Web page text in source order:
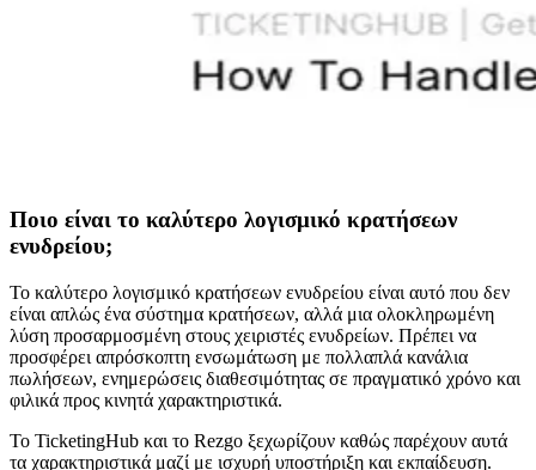
Ποιο είναι το καλύτερο λογισμικό κρατήσεων
ενυδρείου;
Το καλύτερο λογισμικό κρατήσεων ενυδρείου είναι αυτό που δεν
είναι απλώς ένα σύστημα κρατήσεων, αλλά μια ολοκληρωμένη
λύση προσαρμοσμένη στους χειριστές ενυδρείων. Πρέπει να
προσφέρει απρόσκοπτη ενσωμάτωση με πολλαπλά κανάλια
πωλήσεων, ενημερώσεις διαθεσιμότητας σε πραγματικό χρόνο και
φιλικά προς κινητά χαρακτηριστικά.
Το TicketingHub και το Rezgo ξεχωρίζουν καθώς παρέχουν αυτά
τα χαρακτηριστικά μαζί με ισχυρή υποστήριξη και εκπαίδευση.